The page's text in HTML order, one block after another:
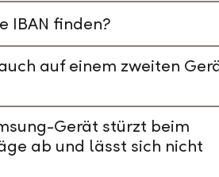
IBAN finden?
auf einem zweiten
Gerät stürzt beim
ab und lässt sich nicht